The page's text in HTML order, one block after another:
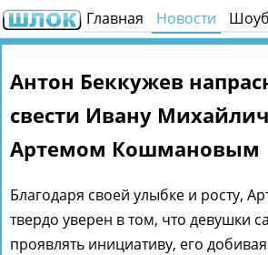
Главная Новости
Антон Беккужев
свести Ивану
Артемом Кошмановым
Благодаря своей улыбке и росту,
твердо уверен в том, что девушки
проявлять инициативу, его